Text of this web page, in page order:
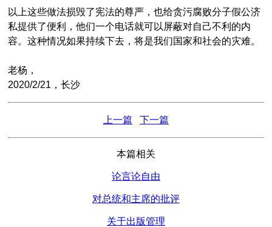
以上这些做法损毁了宪法的尊严，也给贪污腐败分子假公济
私提供了便利，他们一个电话就可以屏蔽对自己不利的内
容。这种情况如果持续下去，将是我们国家和社会的灾难。
老杨，
2020/2/21，长沙
上一篇 下一篇
本篇相关
论言论自由
对总统和主席的批评
关于出版管理